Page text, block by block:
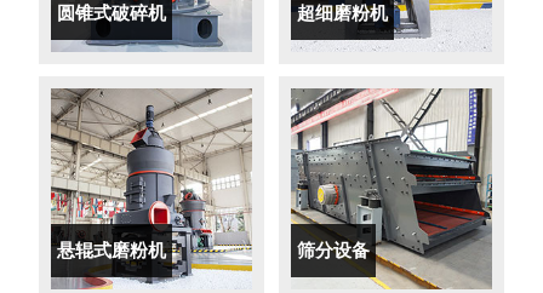
圆锥式破碎机 超细磨粉机
悬辊式磨粉机 筛分设备